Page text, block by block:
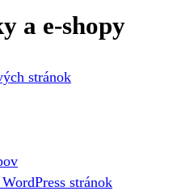
a e-shopy
stránok
stránok